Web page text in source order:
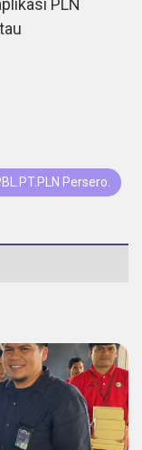
PLN
Persero.